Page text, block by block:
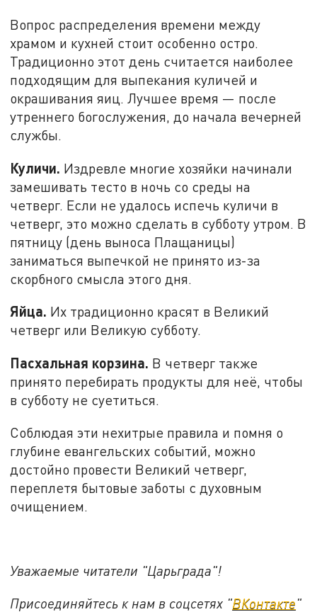
Вопрос распределения времени между
храмом и кухней стоит особенно остро.
Традиционно этот день считается наиболее
подходящим для выпекания куличей и
окрашивания яиц. Лучшее время — после
утреннего богослужения, до начала вечерней
службы.
Куличи. Издревле многие хозяйки начинали
замешивать тесто в ночь со среды на
четверг. Если не удалось испечь куличи в
четверг, это можно сделать в субботу утром. В
пятницу (день выноса Плащаницы)
заниматься выпечкой не принято из-за
скорбного смысла этого дня.
Яйца. Их традиционно красят в Великий
четверг или Великую субботу.
Пасхальная корзина. В четверг также
принято перебирать продукты для неё, чтобы
в субботу не суетиться.
Соблюдая эти нехитрые правила и помня о
глубине евангельских событий, можно
достойно провести Великий четверг,
переплетя бытовые заботы с духовным
очищением.
Уважаемые читатели "Царьграда"!
Присоединяйтесь к нам в соцсетях "ВКонтакте"